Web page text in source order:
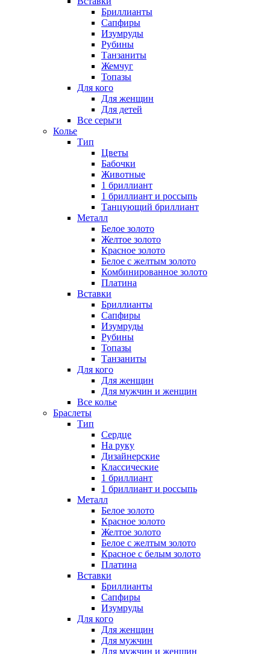
Бриллианты
Сапфиры
Изумруды
Рубины
Танзаниты
Жемчуг
Топазы
Для кого
Для женщин
Для детей
Все серьги
Колье
Тип
Цветы
Бабочки
Животные
1 бриллиант
1 бриллиант и россыпь
Танцующий бриллиант
Металл
Белое золото
Желтое золото
Красное золото
Белое с желтым золото
Комбинированное золото
Платина
Вставки
Бриллианты
Сапфиры
Изумруды
Рубины
Топазы
Танзаниты
Для кого
Для женщин
Для мужчин и женщин
Все колье
Браслеты
Тип
Сердце
На руку
Дизайнерские
Классические
1 бриллиант
1 бриллиант и россыпь
Металл
Белое золото
Красное золото
Желтое золото
Белое с желтым золото
Красное с белым золото
Платина
Вставки
Бриллианты
Сапфиры
Изумруды
Для кого
Для женщин
Для мужчин
Для мужчин и женщин